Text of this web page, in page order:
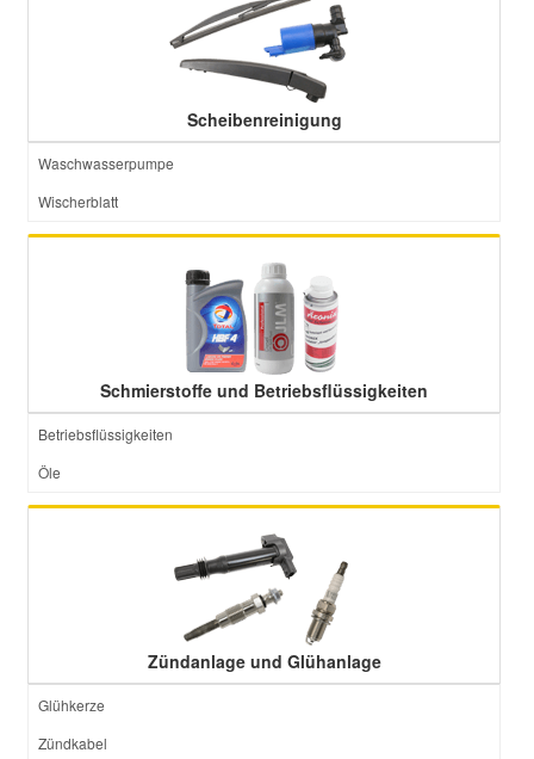
Scheibenreinigung
Waschwasserpumpe
Wischerblatt
Schmierstoffe und Betriebsflüssigkeiten
Betriebsflüssigkeiten
Öle
Zündanlage und Glühanlage
Glühkerze
Zündkabel